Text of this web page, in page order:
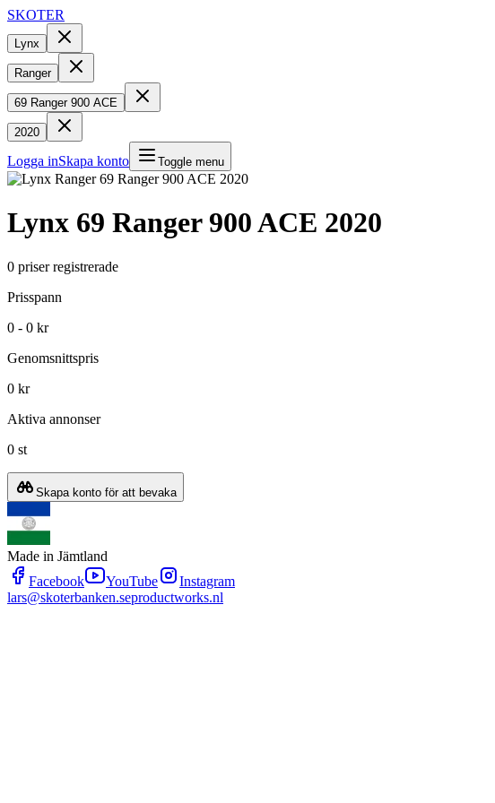
SKOTER
Lynx
Ranger
69 Ranger 900 ACE
2020
Logga inSkapa konto Toggle menu
Lynx 69 Ranger 900 ACE 2020
0 priser registrerade
Prisspann
0 - 0 kr
Genomsnittspris
0 kr
Aktiva annonser
0 st
Skapa konto för att bevaka
Made in Jämtland
Facebook
YouTube
Instagram
lars@skoterbanken.seproductworks.nl